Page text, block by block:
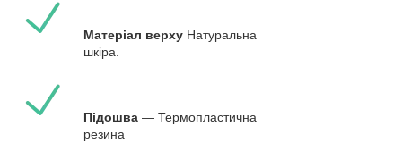
Матеріал верху Натуральна
шкіра.
Підошва — Термопластична
резина